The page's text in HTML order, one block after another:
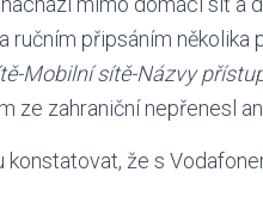
připsáním několika
Mobilní sítě-Názvy
ze zahraniční nepřenesl
konstatovat, že s